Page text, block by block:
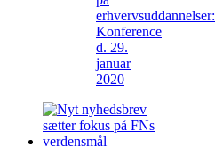
erhvervsuddannelser:
Konference
d. 29.
januar
2020